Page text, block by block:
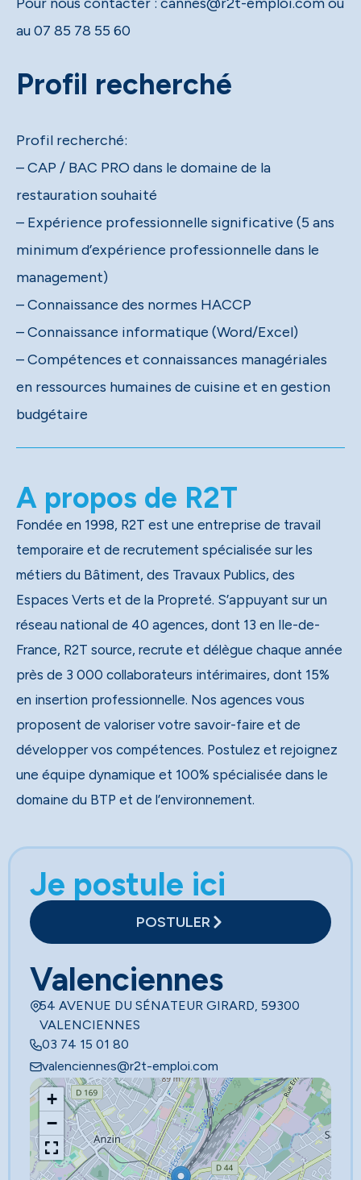
au 07 85 78 55 60
Profil recherché
Profil recherché:
– CAP / BAC PRO dans le domaine de la
restauration souhaité
– Expérience professionnelle significative (5 ans
minimum d’expérience professionnelle dans le
management)
– Connaissance des normes HACCP
– Connaissance informatique (Word/Excel)
– Compétences et connaissances managériales
en ressources humaines de cuisine et en gestion
budgétaire
A propos de R2T
Fondée en 1998, R2T est une entreprise de travail
temporaire et de recrutement spécialisée sur les
métiers du Bâtiment, des Travaux Publics, des
Espaces Verts et de la Propreté. S’appuyant sur un
réseau national de 40 agences, dont 13 en Ile-de-
France, R2T source, recrute et délègue chaque année
près de 3 000 collaborateurs intérimaires, dont 15%
en insertion professionnelle. Nos agences vous
proposent de valoriser votre savoir-faire et de
développer vos compétences. Postulez et rejoignez
une équipe dynamique et 100% spécialisée dans le
domaine du BTP et de l’environnement.
Je postule ici
POSTULER
Valenciennes
54 AVENUE DU SÉNATEUR GIRARD, 59300
VALENCIENNES
03 74 15 01 80
valenciennes@r2t-emploi.com
+
−